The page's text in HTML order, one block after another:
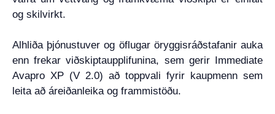
og skilvirkt.
Alhliða þjónustuver og öflugar öryggisráðstafanir auka
enn frekar viðskiptaupplifunina, sem gerir Immediate
Avapro XP (V 2.0) að toppvali fyrir kaupmenn sem
leita að áreiðanleika og frammistöðu.